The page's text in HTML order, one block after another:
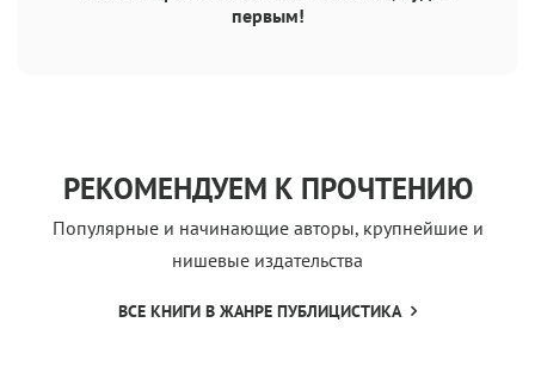
первым!
РЕКОМЕНДУЕМ К ПРОЧТЕНИЮ
Популярные и начинающие авторы, крупнейшие и
нишевые издательства
ВСЕ КНИГИ В ЖАНРЕ ПУБЛИЦИСТИКА